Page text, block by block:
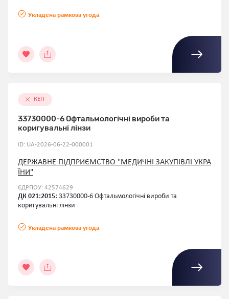
Укладена рамкова угода
КЕП
33730000-6 Офтальмологічні вироби та
коригувальні лінзи
ID: UA-2026-06-22-000001
ДЕРЖАВНЕ ПІДПРИЄМСТВО "МЕДИЧНІ ЗАКУПІВЛІ УКРА
ЇНИ"
ЄДРПОУ: 42574629
ДК 021:2015: 33730000-6 Офтальмологічні вироби та
коригувальні лінзи
Укладена рамкова угода